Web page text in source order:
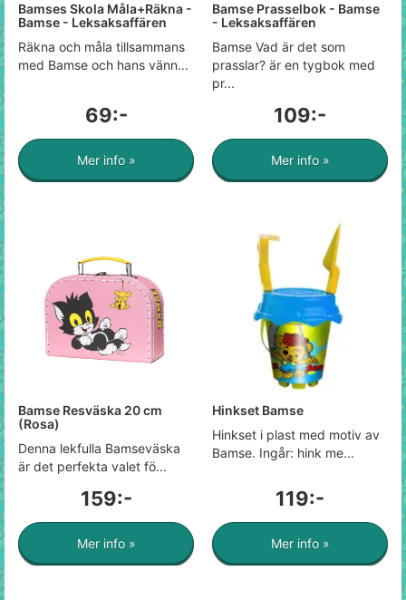
Bamses Skola Måla+Räkna -
Bamse - Leksaksaffären
Räkna och måla tillsammans
med Bamse och hans vänn...
69:-
Mer info »
Bamse Prasselbok - Bamse
- Leksaksaffären
Bamse Vad är det som
prasslar? är en tygbok med
pr...
109:-
Mer info »
Bamse Resväska 20 cm
(Rosa)
Denna lekfulla Bamseväska
är det perfekta valet fö...
159:-
Mer info »
Hinkset Bamse
Hinkset i plast med motiv av
Bamse. Ingår: hink me...
119:-
Mer info »